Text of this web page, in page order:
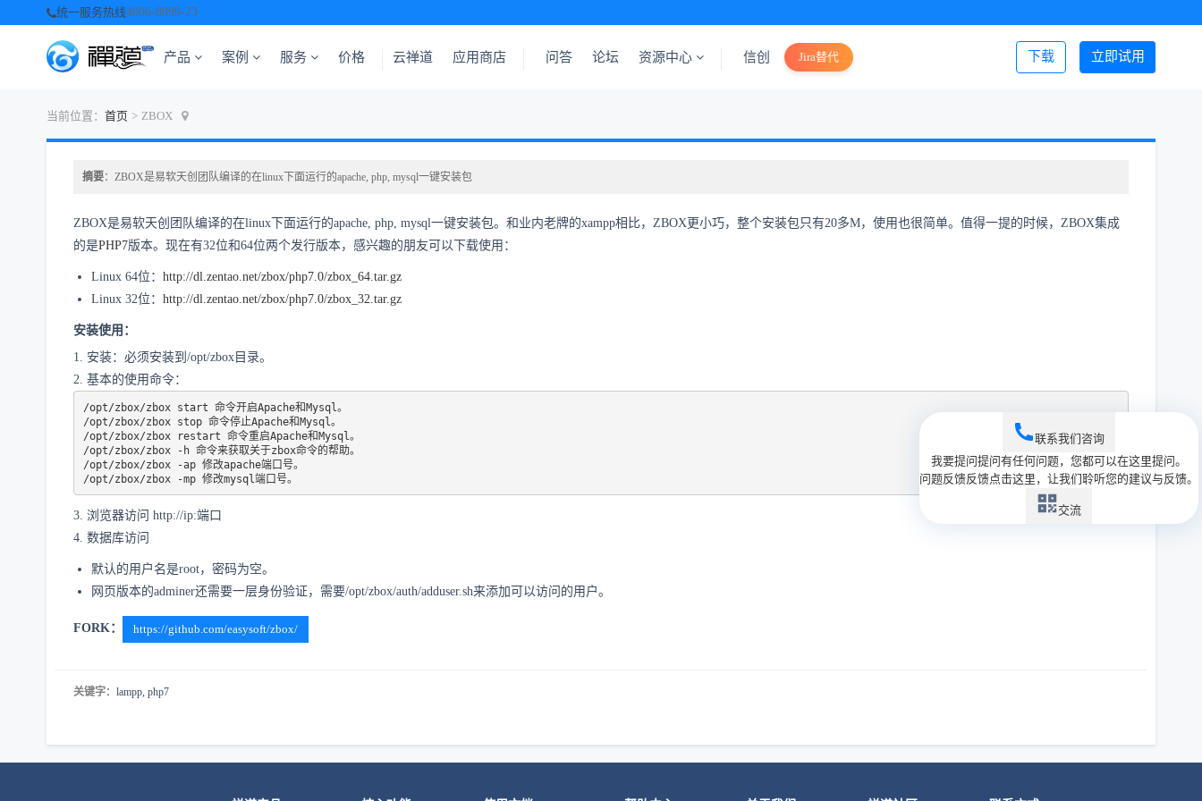
统一服务热线4006-8899-23
产品 案例 服务 价格 立即试用
下载
云禅道 应用商店 问答 论坛 资源中心 信创 Jira替代 登录/注册
当前位置： 首页 > ZBOX
摘要：ZBOX是易软天创团队编译的在linux下面运行的apache, php, mysql一键安装包
ZBOX是易软天创团队编译的在linux下面运行的apache, php, mysql一键安装包。和业内老牌的xampp相比，ZBOX更小巧，整个安装包只有20多M，使用也很简单。值得一提的时候，ZBOX集成
的是PHP7版本。现在有32位和64位两个发行版本，感兴趣的朋友可以下载使用：
Linux 64位： http://dl.zentao.net/zbox/php7.0/zbox_64.tar.gz
Linux 32位： http://dl.zentao.net/zbox/php7.0/zbox_32.tar.gz
安装使用：
1. 安装：必须安装到/opt/zbox目录。
2. 基本的使用命令：
/opt/zbox/zbox start 命令开启Apache和Mysql。
/opt/zbox/zbox stop 命令停止Apache和Mysql。
/opt/zbox/zbox restart 命令重启Apache和Mysql。
/opt/zbox/zbox -h 命令来获取关于zbox命令的帮助。
/opt/zbox/zbox -ap 修改apache端口号。
3. 浏览器访问 http://ip:端口
4. 数据库访问
默认的用户名是root，密码为空。
网页版本的adminer还需要一层身份验证，需要/opt/zbox/auth/adduser.sh来添加可以访问的用户。
FORK： https://github.com/easysoft/zbox/
关键字：lampp, php7
联系我们咨询
我要提问提问有任何问题，您都可以在这里提问。
问题反馈反馈点击这里，让我们聆听您的建议与反馈。
交流